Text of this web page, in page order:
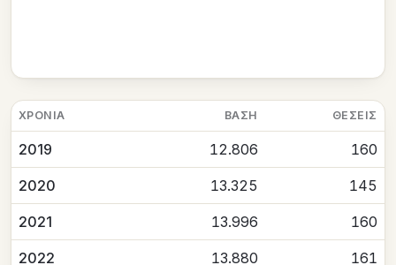
ΧΡΟΝΙΆ ΒΆΣΗ ΘΈΣΕΙΣ
2019 12.806 160
2020 13.325 145
2021 13.996 160
2022 13.880 161